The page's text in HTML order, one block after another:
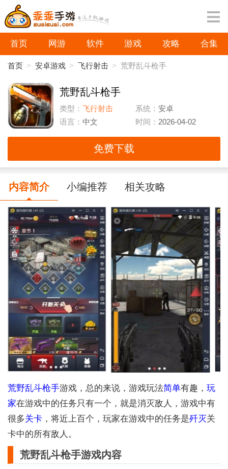
首页 网游 软件 游戏 攻略 合集
首页 > 安卓游戏 > 飞行射击 > 荒野乱斗枪手
荒野乱斗枪手
类型： 飞行射击 系统：安卓
语言： 中文 时间： 2026-04-02
免费下载
内容简介 小编推荐 相关攻略
荒野乱斗枪手游戏，总的来说，游戏玩法简单有趣， 玩
家在游戏中的任务只有一个，就是消灭敌人，游戏中有
很多关卡，将近上百个，玩家在游戏中的任务是歼灭关
卡中的所有敌人。
荒野乱斗枪手游戏内容